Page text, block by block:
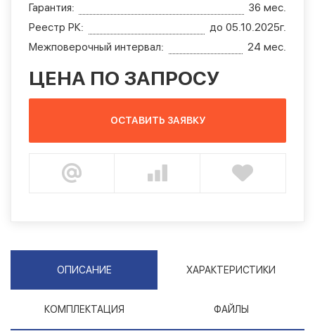
Гарантия:
36 мес.
Реестр РК:
до 05.10.2025г.
Межповерочный интервал:
24 мес.
ЦЕНА ПО ЗАПРОСУ
ОСТАВИТЬ ЗАЯВКУ
ОПИСАНИЕ ХАРАКТЕРИСТИКИ
КОМПЛЕКТАЦИЯ ФАЙЛЫ